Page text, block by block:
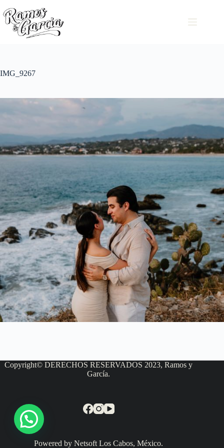
IMG_9267
Copyright© DERECHOS RESERVADOS 2023, Ramos y
García.
Powered by Netsoft Los Cabos, México.